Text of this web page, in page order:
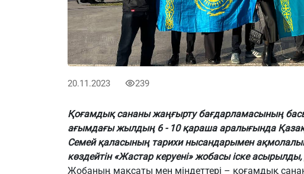
20.11.2023 239
Қоғамдық сананы жаңғырту бағдарламасының
ағымдағы жылдың 6 - 10 қараша аралығында
Семей қаласының тарихи нысандарымен
көздейтін «Жастар керуені» жобасы іске
Жобаның мақсаты мен міндеттері – қоғамдық